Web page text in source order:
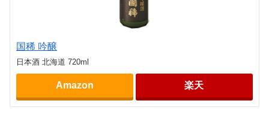
国稀 吟醸
日本酒 北海道 720ml
Amazon 楽天